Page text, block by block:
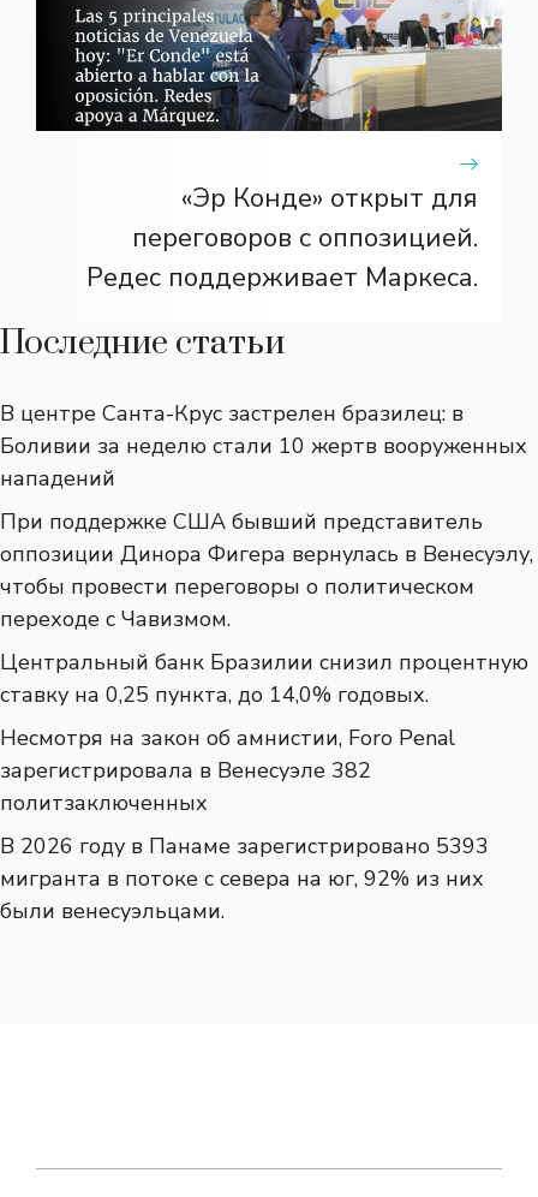
«Эр Конде» открыт для
переговоров с оппозицией.
Редес поддерживает Маркеса.
Последние статьи
В центре Санта-Крус застрелен бразилец: в
Боливии за неделю стали 10 жертв вооруженных
нападений
При поддержке США бывший представитель
оппозиции Динора Фигера вернулась в Венесуэлу,
чтобы провести переговоры о политическом
переходе с Чавизмом.
Центральный банк Бразилии снизил процентную
ставку на 0,25 пункта, до 14,0% годовых.
Несмотря на закон об амнистии, Foro Penal
зарегистрировала в Венесуэле 382
политзаключенных
В 2026 году в Панаме зарегистрировано 5393
мигранта в потоке с севера на юг, 92% из них
были венесуэльцами.